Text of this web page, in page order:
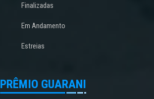
Finalizadas
Em Andamento
Estreias
PRÊMIO GUARANI